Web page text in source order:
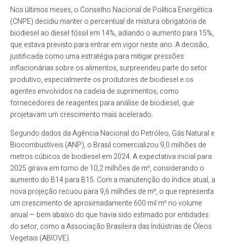
Nos últimos meses, o Conselho Nacional de Política Energética
(CNPE) decidiu manter o percentual de mistura obrigatória de
biodiesel ao diesel fóssil em 14%, adiando o aumento para 15%,
que estava previsto para entrar em vigor neste ano. A decisão,
justificada como uma estratégia para mitigar pressões
inflacionárias sobre os alimentos, surpreendeu parte do setor
produtivo, especialmente os produtores de biodiesel e os
agentes envolvidos na cadeia de suprimentos, como
fornecedores de reagentes para análise de biodiesel, que
projetavam um crescimento mais acelerado.
Segundo dados da Agência Nacional do Petróleo, Gás Natural e
Biocombustíveis (ANP), o Brasil comercializou 9,0 milhões de
metros cúbicos de biodiesel em 2024. A expectativa inicial para
2025 girava em torno de 10,2 milhões de m³, considerando o
aumento do B14 para B15. Com a manutenção do índice atual, a
nova projeção recuou para 9,6 milhões de m³, o que representa
um crescimento de aproximadamente 600 mil m³ no volume
anual — bem abaixo do que havia sido estimado por entidades
do setor, como a Associação Brasileira das Indústrias de Óleos
Vegetais (ABIOVE).